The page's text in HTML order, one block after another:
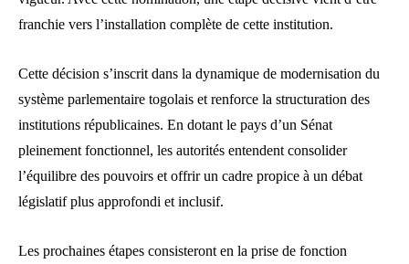
franchie vers l’installation complète de cette institution.
Cette décision s’inscrit dans la dynamique de modernisation du
système parlementaire togolais et renforce la structuration des
institutions républicaines. En dotant le pays d’un Sénat
pleinement fonctionnel, les autorités entendent consolider
l’équilibre des pouvoirs et offrir un cadre propice à un débat
législatif plus approfondi et inclusif.
Les prochaines étapes consisteront en la prise de fonction